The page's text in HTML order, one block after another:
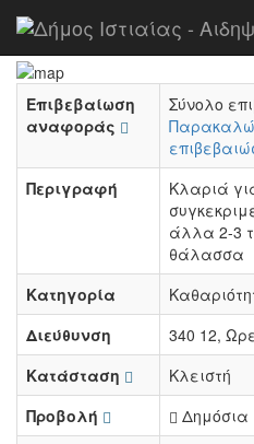
Αρχή Αναφορές ΚΛΑΡΙΑ
Επιβεβαίωση
αναφοράς
Σύνολο
Παρακαλώ
Περιγραφή
Κλαριά
άλλα 2-3
θάλασσα
Κατηγορία
Διεύθυνση
340 12,
Κατάσταση
Κλειστή
Προβολή
Δημόσια